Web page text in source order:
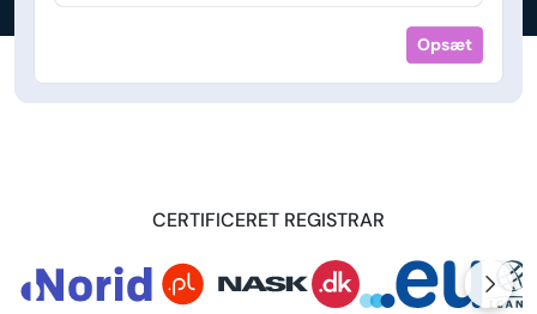
Opsæt
CERTIFICERET REGISTRAR